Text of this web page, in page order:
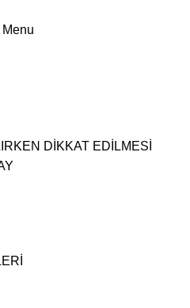
Menu
DİKKAT EDİLMESİ